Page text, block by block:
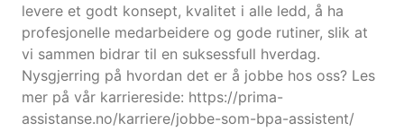
levere et godt konsept, kvalitet i alle ledd, å ha
profesjonelle medarbeidere og gode rutiner, slik at
vi sammen bidrar til en suksessfull hverdag.
Nysgjerring på hvordan det er å jobbe hos oss? Les
mer på vår karriereside: https://prima-
assistanse.no/karriere/jobbe-som-bpa-assistent/